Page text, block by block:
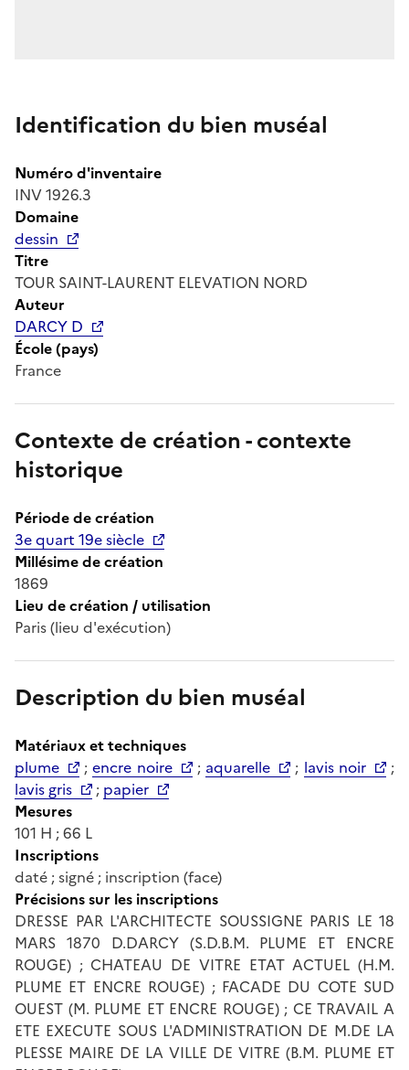
Identification du bien muséal
Numéro d'inventaire
INV 1926.3
Domaine
dessin
Titre
TOUR SAINT-LAURENT ELEVATION NORD
Auteur
DARCY D
École (pays)
France
Contexte de création - contexte
historique
Période de création
3e quart 19e siècle
Millésime de création
1869
Lieu de création / utilisation
Paris (lieu d'exécution)
Description du bien muséal
Matériaux et techniques
plume
;encre noire ; aquarelle ; lavis noir
;
lavis gris
; papier
Mesures
101 H ; 66 L
Inscriptions
daté ; signé ; inscription (face)
Précisions sur les inscriptions
DRESSE PAR L'ARCHITECTE SOUSSIGNE PARIS LE 18
MARS 1870 D.DARCY (S.D.B.M. PLUME ET ENCRE
ROUGE) ; CHATEAU DE VITRE ETAT ACTUEL (H.M.
PLUME ET ENCRE ROUGE) ; FACADE DU COTE SUD
OUEST (M. PLUME ET ENCRE ROUGE) ; CE TRAVAIL A
ETE EXECUTE SOUS L'ADMINISTRATION DE M.DE LA
PLESSE MAIRE DE LA VILLE DE VITRE (B.M. PLUME ET